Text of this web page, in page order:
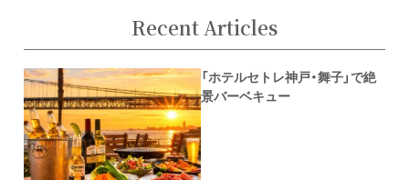
Recent Articles
「ホテルセトレ神戸・舞子」で絶
景バーベキュー